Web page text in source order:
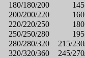
180/180/200
145
200/200/220
160
220/220/250
180
250/250/280
195
280/280/320
215/
320/320/360
245/